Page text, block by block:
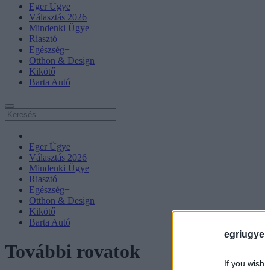
If you
Eger Ügye
Választás 2026
Mindenki Ügye
Riasztó
Egészség+
Otthon & Design
Kikötő
Barta Autó
Eger Ügye
Választás 2026
Mindenki Ügye
Riasztó
Egészség+
Otthon & Design
Kikötő
Barta Autó
További rovatok